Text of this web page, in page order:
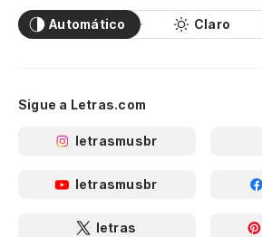
Automático Claro
Sigue a Letras.com
letrasmusbr
letrasmusbr
letras